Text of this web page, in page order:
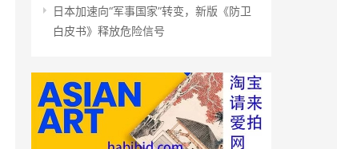
日本加速向“军事国家”转变，新版《防卫
白皮书》释放危险信号